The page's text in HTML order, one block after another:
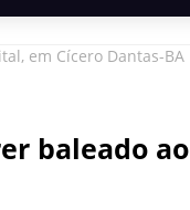
em Cícero Dantas-BA
baleado